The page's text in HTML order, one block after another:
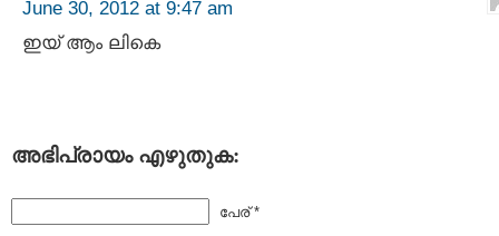
June 30, 2012 at 9:47 am
ഇയ് ആം ലികെ
അഭിപ്രായം എഴുതുക:
പേര് *